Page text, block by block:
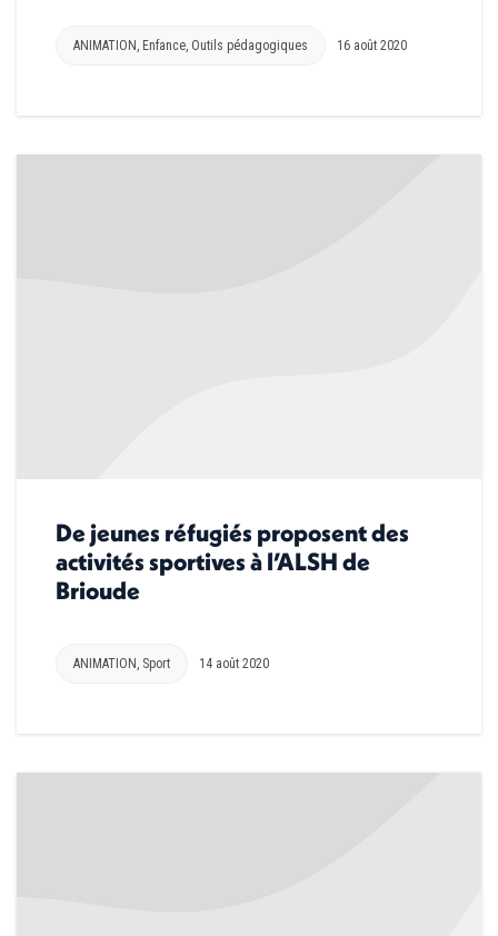
ANIMATION Enfance Outils pédagogiques 16 août 2020
De jeunes réfugiés proposent des
activités sportives à l’ALSH de
Brioude
ANIMATION , Sport 14 août 2020